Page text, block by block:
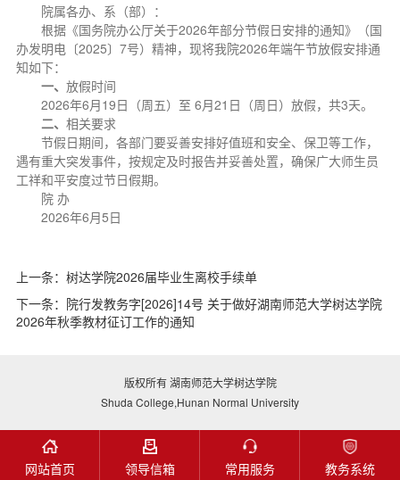
院属各办、系（部）：
根据《国务院办公厅关于2026年部分节假日安排的通知》（国
办发明电〔2025〕7号）精神，现将我院2026年端午节放假安排通
知如下：
一、 放假时间
2026年6月19日（周五）至 6月21日（周日）放假，共3天。
二、 相关要求
节假日期间，各部门要妥善安排好值班和安全、保卫等工作，
遇有重大突发事件，按规定及时报告并妥善处置，确保广大师生员
工祥和平安度过节日假期。
院 办
2026年6月5日
上一条： 树达学院2026届毕业生离校手续单
下一条： 院行发教务字[2026]14号 关于做好湖南师范大学树达学院
2026年秋季教材征订工作的通知
版权所有 湖南师范大学树达学院
Shuda College,Hunan Normal University
网站首页 领导信箱 常用服务 教务系统